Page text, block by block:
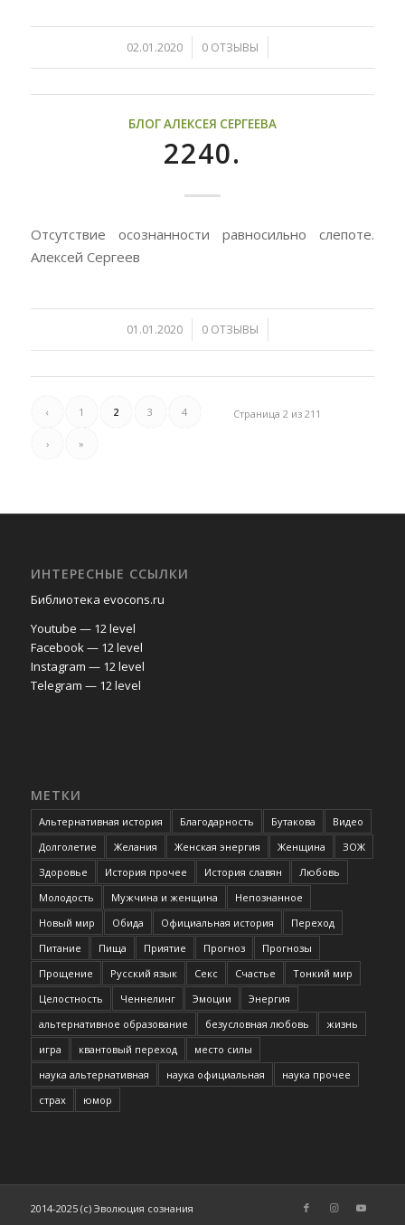
02.01.2020
/ 0 ОТЗЫВЫ
/
БЛОГ АЛЕКСЕЯ СЕРГЕЕВА
2240.
Отсутствие осознанности равносильно слепоте.
Алексей Сергеев
01.01.2020
/ 0 ОТЗЫВЫ
/
Страница 2 из 211
‹ 1 2 3 4
› »
ИНТЕРЕСНЫЕ ССЫЛКИ
Библиотека evocons.ru
Youtube — 12 level
Facebook — 12 level
Instagram — 12 level
Telegram — 12 level
МЕТКИ
Альтернативная история Благодарность Бутакова
Видео
Долголетие
Желания Женская энергия Женщина
ЗОЖ
Здоровье
История прочее История славян
Любовь
Молодость
Мужчина и женщина
Непознанное
Новый мир
Обида Официальная история
Переход
Питание
Пища Приятие Прогноз
Прогнозы
Прощение
Русский язык Секс Счастье
Тонкий мир
Целостность
Ченнелинг Эмоции
Энергия
альтернативное образование
безусловная любовь
жизнь
игра
квантовый переход
место силы
наука альтернативная
наука официальная
наука прочее
страх
юмор
2014-2025 (c) Эволюция сознания